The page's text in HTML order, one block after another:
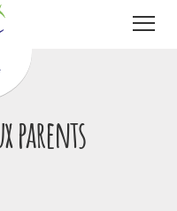
parents